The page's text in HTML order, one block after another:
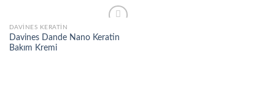
Add to
wishlist
DAVINES KERATIN
Davines Dande Nano Keratin
Bakım Kremi